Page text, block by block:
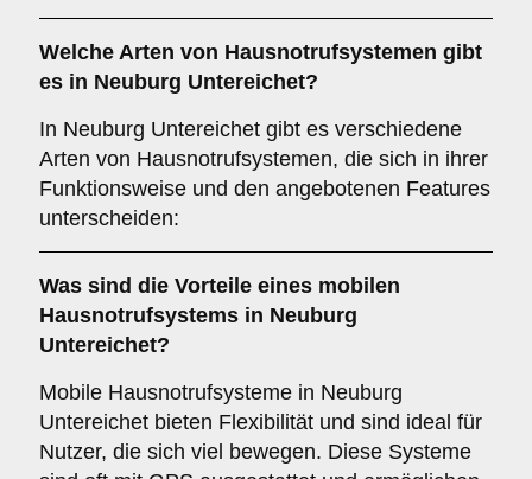
Welche Arten von Hausnotrufsystemen gibt
es in Neuburg Untereichet?
In Neuburg Untereichet gibt es verschiedene
Arten von Hausnotrufsystemen, die sich in ihrer
Funktionsweise und den angebotenen Features
unterscheiden:
Was sind die Vorteile eines mobilen
Hausnotrufsystems in Neuburg
Untereichet?
Mobile Hausnotrufsysteme in Neuburg
Untereichet bieten Flexibilität und sind ideal für
Nutzer, die sich viel bewegen. Diese Systeme